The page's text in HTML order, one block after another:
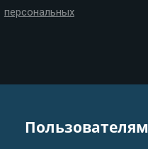
персональных
Пользователям